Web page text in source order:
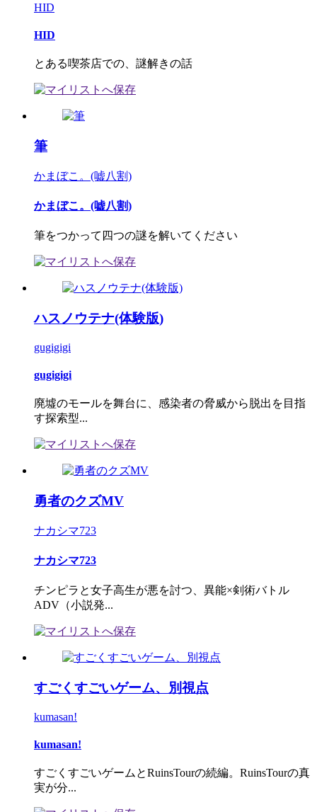
HID
HID
とある喫茶店での、謎解きの話
筆
かまぼこ。(嘘八割)
かまぼこ。(嘘八割)
筆をつかって四つの謎を解いてください
ハスノウテナ(体験版)
gugigigi
gugigigi
廃墟のモールを舞台に、感染者の脅威から脱出を目指
す探索型...
勇者のクズMV
ナカシマ723
ナカシマ723
チンピラと女子高生が悪を討つ、異能×剣術バトル
ADV（小説発...
すごくすごいゲーム、別視点
kumasan!
kumasan!
すごくすごいゲームとRuinsTourの続編。RuinsTourの真
実が分...